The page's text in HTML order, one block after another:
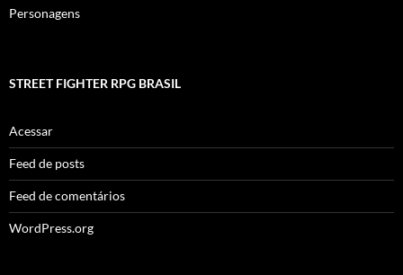
Personagens
STREET FIGHTER RPG BRASIL
Acessar
Feed de posts
Feed de comentários
WordPress.org